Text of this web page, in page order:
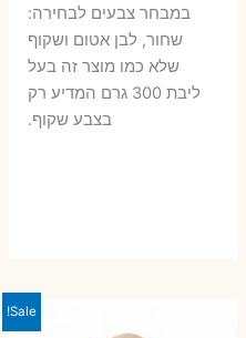
במבחר צבעים לבחירה:
שחור, לבן אטום ושקוף
שלא כמו מוצר זה בעל
ליבת 300 גרם המדיע רק
בצבע שקוף.
Sale!